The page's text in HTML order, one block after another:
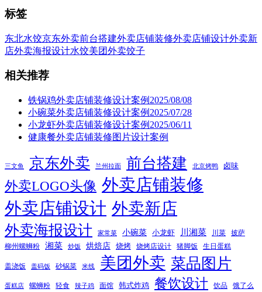
标签
东北水饺京东外卖前台搭建外卖店铺装修外卖店铺设计外卖新
店外卖海报设计水饺美团外卖饺子
相关推荐
铁锅鸡外卖店铺装修设计案例2025/08/08
小碗菜外卖店铺装修设计案例2025/07/28
小龙虾外卖店铺装修设计案例2025/06/11
健康餐外卖店铺装修图片设计案例
三文鱼 京东外卖 兰州拉面 前台搭建 北京烤鸭 卤味
外卖LOGO头像 外卖店铺装修
外卖店铺设计 外卖新店
外卖海报设计 家常菜 小碗菜 小龙虾 川湘菜 川菜
披萨
柳州螺蛳粉
湘菜 炒饭 烘焙店 烧烤 烧烤店设计 猪脚饭 生日蛋糕
盖浇饭 盖码饭 砂锅菜 米线 美团外卖 菜品图片
蛋糕店 螺蛳粉 轻食 辣子鸡 面馆 韩式炸鸡 餐饮设计 饮品 饿了么